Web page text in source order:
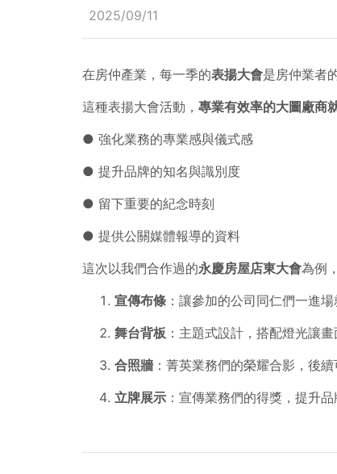
2025/09/11
在房仲產業，每一季的表揚大會是房仲業者
這種表揚大會活動， 專業有效率的大圖廠商
● 強化業務的專業感與儀式感
● 提升品牌的知名與識別度
● 留下重要的紀念時刻
● 提供公關媒體報導的資料
這次以我們合作過的永慶房屋店東大會為例
宣傳布條 ：讓參加的公司同仁們一進場
舞台背板 ：主題式設計，搭配燈光讓畫
合照牆 ：菁英業務們的榮耀合影，後
立牌展示 ：宣傳業務們的得獎，提升品